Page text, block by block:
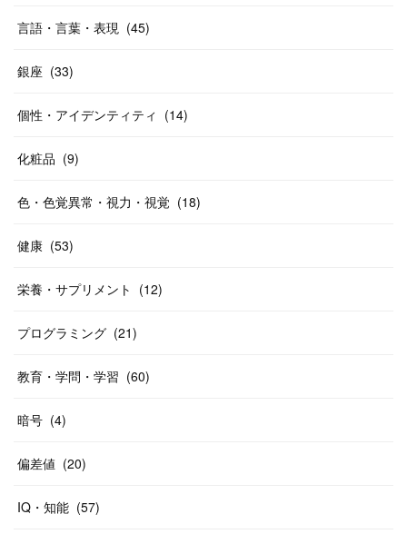
言語・言葉・表現 (45)
銀座 (33)
個性・アイデンティティ (14)
化粧品 (9)
色・色覚異常・視力・視覚 (18)
健康 (53)
栄養・サプリメント (12)
プログラミング (21)
教育・学問・学習 (60)
暗号 (4)
偏差値 (20)
IQ・知能 (57)